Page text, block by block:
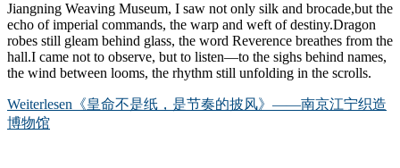
Jiangning Weaving Museum, I saw not only silk and brocade,but the
echo of imperial commands, the warp and weft of destiny.Dragon
robes still gleam behind glass, the word Reverence breathes from the
hall.I came not to observe, but to listen—to the sighs behind names,
the wind between looms, the rhythm still unfolding in the scrolls.
Weiterlesen 《皇命不是纸，是节奏的披风》——南京江宁织造
博物馆